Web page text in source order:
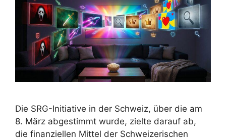
Die SRG-Initiative in der Schweiz, über die am
8. März abgestimmt wurde, zielte darauf ab,
die finanziellen Mittel der Schweizerischen